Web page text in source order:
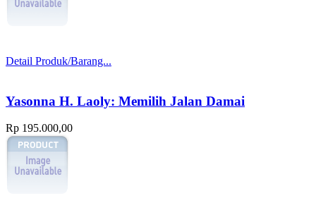
Detail Produk/Barang...
Yasonna H. Laoly: Memilih Jalan Damai
Rp 195.000,00